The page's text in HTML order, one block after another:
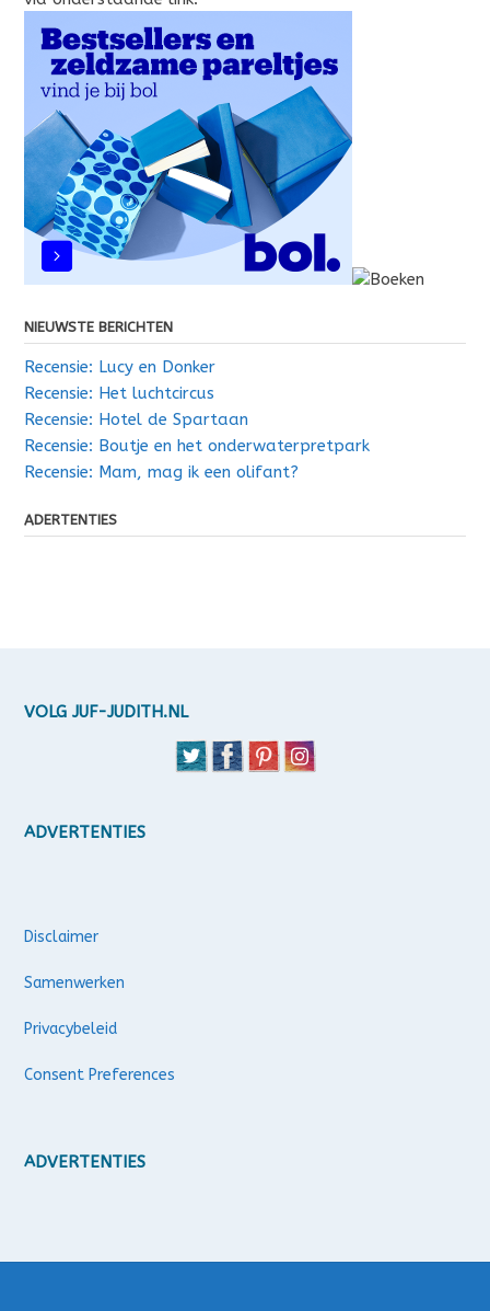
NIEUWSTE BERICHTEN
Recensie: Lucy en Donker
Recensie: Het luchtcircus
Recensie: Hotel de Spartaan
Recensie: Boutje en het onderwaterpretpark
Recensie: Mam, mag ik een olifant?
ADERTENTIES
VOLG JUF-JUDITH.NL
ADVERTENTIES
Disclaimer
Samenwerken
Privacybeleid
Consent Preferences
ADVERTENTIES